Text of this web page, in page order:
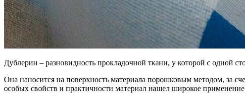
Дублерин – разновидность прокладочной ткани, у которой с одной
Она наносится на поверхность материала порошковым методом, за
особых свойств и практичности материал нашел широкое